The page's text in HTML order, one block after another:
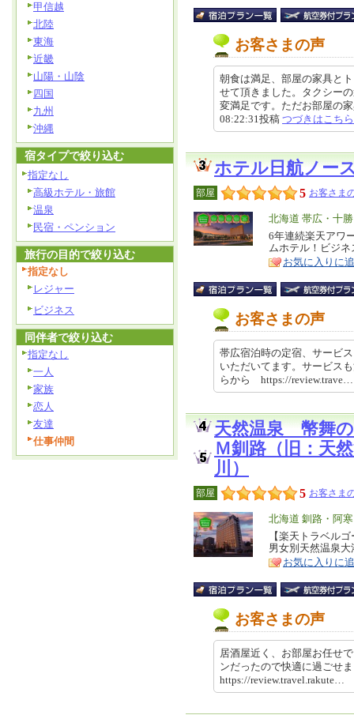
お客さまの声
朝食は満足、部屋の家具と
せて頂きました。タクシー
変満足です。ただお部屋の
08:22:31投稿 つづきはこちら
ホテル日航ノー
部屋 5 お客さま
エ
リ
ア
北海道 帯広・十勝
特
徴
6年連続楽天アワ
ムホテル！ビジ
お気に入りに
お客さまの声
帯広宿泊時の定宿、サービ
いただいてます。サービス
らから https://
天然温泉 幣舞
Ｍ釧路（旧：
川）
部屋 5 お客さま
エ
リ
ア
北海道 釧路・阿
特
徴
【楽天トラベル
男女別天然温泉
お気に入りに
お客さまの声
居酒屋近く、お部屋お任せ
ンだったので快適に過ごせ
https://review.travel.rakute…
甲信越
北陸
東海
近畿
山陽・山陰
四国
九州
沖縄
宿タイプで絞り込む
指定なし
高級ホテル・旅館
温泉
民宿・ペンション
旅行の目的で絞り込む
指定なし
レジャー
ビジネス
同伴者で絞り込む
指定なし
一人
家族
恋人
友達
仕事仲間